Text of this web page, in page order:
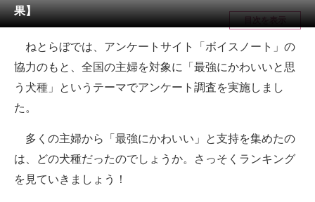
メディア
注目記事を集めた総合ページ
ITの今と未来を見通す
スマホと通信の最新トレンド
好きが集まる 比べて選べる
ビジネスと働き方のヒント
果】
目次を表示
ねとらぼでは、アンケートサイト「ボイスノート」の
協力のもと、全国の主婦を対象に「最強にかわいいと思
う犬種」というテーマでアンケート調査を実施しまし
た。
多くの主婦から「最強にかわいい」と支持を集めたの
は、どの犬種だったのでしょうか。さっそくランキング
を見ていきましょう！